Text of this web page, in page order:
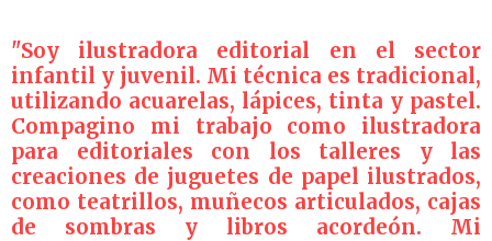
"Soy ilustradora editorial en el sector
infantil y juvenil. Mi técnica es tradicional,
utilizando acuarelas, lápices, tinta y pastel.
Compagino mi trabajo como ilustradora
para editoriales con los talleres y las
creaciones de juguetes de papel ilustrados,
como teatrillos, muñecos articulados, cajas
de sombras y libros acordeón. Mi